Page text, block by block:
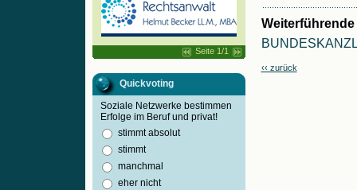
Seite 1/1
Quickvoting
Soziale Netzwerke bestimmen
Erfolge im Beruf und privat!
stimmt absolut
stimmt
manchmal
eher nicht
‹‹ zurück